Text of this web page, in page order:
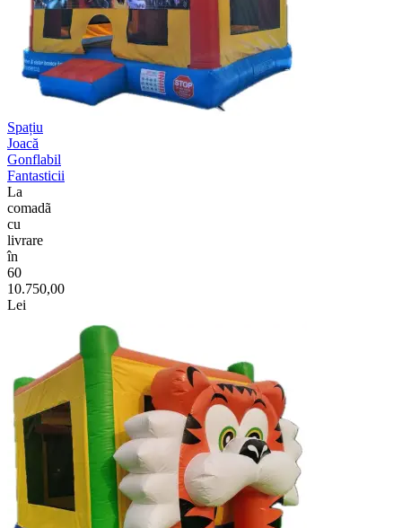
Spațiu
Joacă
Gonflabil
Fantasticii
La
comadã
cu
livrare
în
60
10.750,00
Lei